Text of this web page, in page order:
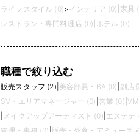
ライフスタイル (0)> インテリア (0) 家具
レストラン・専門料理店 (0) ホテル (0)
職種で絞り込む
販売スタッフ (2) 美容部員・BA (0) 副店
SV・エリアマネージャー (0) 営業 (0)
メイクアップアーティスト (0) エステテ